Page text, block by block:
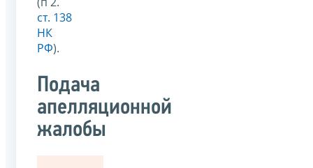
ст. 138
НК
РФ).
Подача
апелляционной
жалобы